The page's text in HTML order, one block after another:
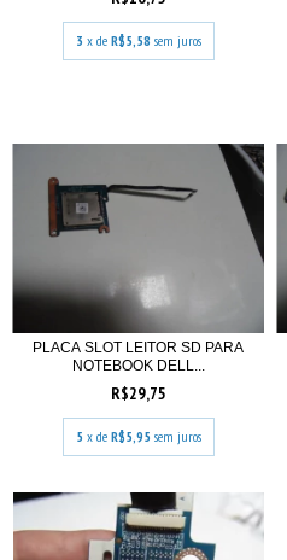
3 x de R$5,58 sem juros
PLACA SLOT LEITOR SD PARA
NOTEBOOK DELL...
R$29,75
5 x de R$5,95 sem juros